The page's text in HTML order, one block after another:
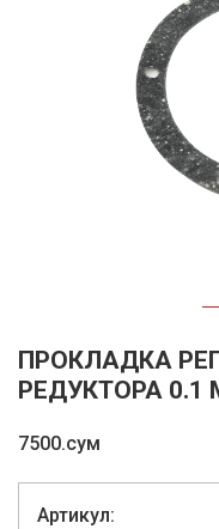
ПРОКЛАДКА
РЕДУКТОРА 0.1
7500.сум
Артикул: